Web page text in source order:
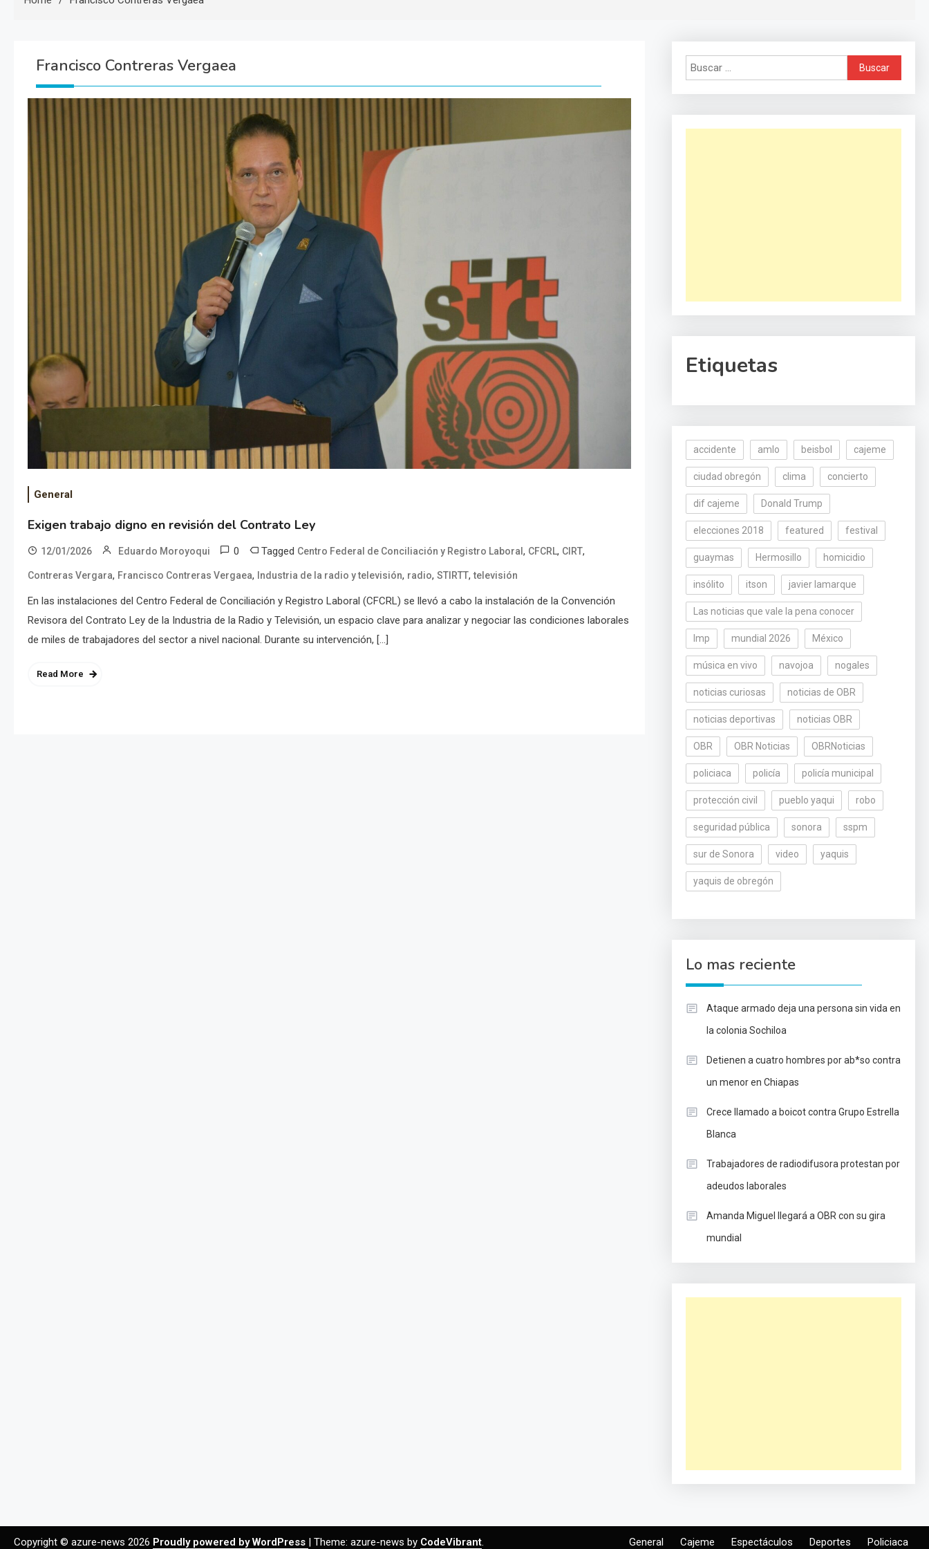
Francisco Contreras Vergaea
General
Exigen trabajo digno en revisión del Contrato Ley
12/01/2026 Eduardo Moroyoqui 0 Tagged Centro Federal de Conciliación y Registro Laboral , CFCRL, CIRT,
Contreras Vergara, Francisco Contreras Vergaea, Industria de la radio y televisión, radio, STIRTT,televisión
En las instalaciones del Centro Federal de Conciliación y Registro Laboral (CFCRL) se llevó a cabo la instalación de la Convención
Revisora del Contrato Ley de la Industria de la Radio y Televisión, un espacio clave para analizar y negociar las condiciones laborales
de miles de trabajadores del sector a nivel nacional. Durante su intervención, […]
Read More
Buscar:
Etiquetas
accidente amlo beisbol cajeme
ciudad obregón clima concierto
dif cajeme Donald Trump
elecciones 2018 featured festival
guaymas Hermosillo homicidio
insólito itson javier lamarque
Las noticias que vale la pena conocer
lmp mundial 2026 México
música en vivo navojoa nogales
noticias curiosas noticias de OBR
noticias deportivas noticias OBR
OBR OBR Noticias OBRNoticias
policiaca policía policía municipal
protección civil pueblo yaqui robo
seguridad pública sonora sspm
sur de Sonora video yaquis
yaquis de obregón
Lo mas reciente
Ataque armado deja una persona sin vida en
la colonia Sochiloa
Detienen a cuatro hombres por ab*so contra
un menor en Chiapas
Crece llamado a boicot contra Grupo Estrella
Blanca
Trabajadores de radiodifusora protestan por
adeudos laborales
Amanda Miguel llegará a OBR con su gira
mundial
Copyright © azure-news 2026 Proudly powered by WordPress | Theme: azure-news by CodeVibrant. General Cajeme Espectáculos Deportes Policiaca